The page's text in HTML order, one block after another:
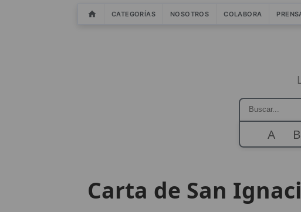
CATEGORÍAS NOSOTROS COLABORA
A B
Carta de San